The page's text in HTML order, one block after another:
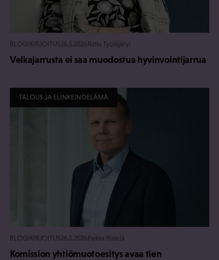
BLOGIKIRJOITUS26.5.2026Riitta Työläjärvi
Velkajarrusta ei saa muodostua hyvinvointijarrua
TALOUS JA ELINKEINOELÄMÄ
BLOGIKIRJOITUS26.5.2026Pekka Ristelä
Komission yhtiömuotoesitys avaa tien